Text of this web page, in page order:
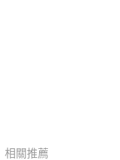
相關推薦